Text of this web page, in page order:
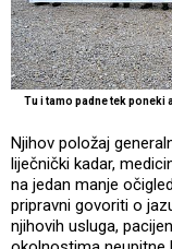
Tu i tamo padne tek poneki
Njihov položaj
liječnički kadar,
na jedan manje
pripravni govoriti o
njihovih usluga,